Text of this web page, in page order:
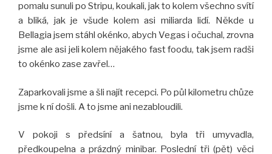
pomalu sunuli po Stripu, koukali, jak to kolem všechno svítí
a bliká, jak je všude kolem asi miliarda lidí. Někde u
Bellagia jsem stáhl okénko, abych Vegas i očuchal, zrovna
jsme ale asi jeli kolem nějakého fast foodu, tak jsem radši
to okénko zase zavřel…
Zaparkovali jsme a šli najít recepci. Po půl kilometru chůze
jsme k ní došli. A to jsme ani nezabloudili.
V pokoji s předsíní a šatnou, byla tři umyvadla,
předkoupelna a prázdný minibar. Poslední tři (pět) věci